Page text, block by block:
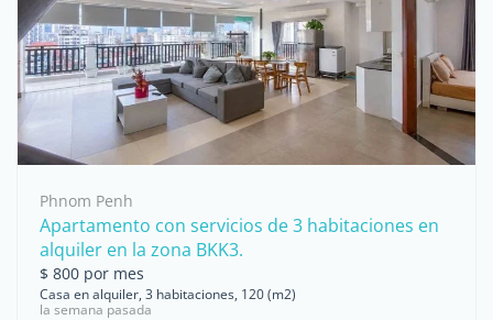
Phnom Penh
Apartamento con servicios de 3 habitaciones en
alquiler en la zona BKK3.
$ 800 por mes
Casa en alquiler, 3 habitaciones, 120 (m2)
la semana pasada